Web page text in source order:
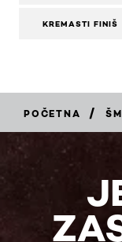
KREMASTI FINIŠ
POČETNA /
KUPI